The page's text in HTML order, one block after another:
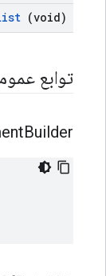
(void)
توابع
Builder